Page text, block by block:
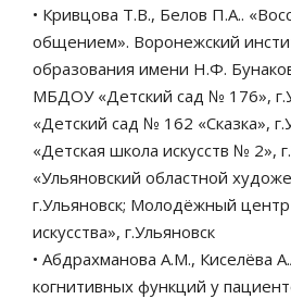
• Кривцова Т.В., Белов П.А..
общением». Воронежский
образования имени Н.Ф.
МБДОУ «Детский сад № 176»,
«Детский сад № 162 «Сказка»,
«Детская школа искусств № 2»,
«Ульяновский областной
г.Ульяновск; Молодёжный
искусства», г.Ульяновск
• Абдрахманова А.М., Киселёва
когнитивных функций у